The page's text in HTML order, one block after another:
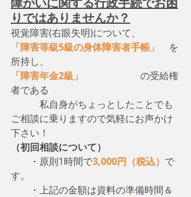
りではありませんか？
視覚障害(右眼失明)について、
「障害等級5級の身体障害者手帳」
を
所持し、
「障害年金2級」
の受給権
者である
私自身がちょっとしたことでも
ご相談に乗りますので気軽にお声かけ
下さい！
（初回相談について）
・原則1時間で3,000円（税込） で
す。
・上記の金額は資料の準備時間＆